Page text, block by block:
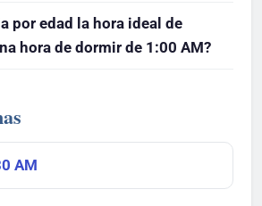
por edad la hora ideal de
hora de dormir de 1:00 AM?
AM